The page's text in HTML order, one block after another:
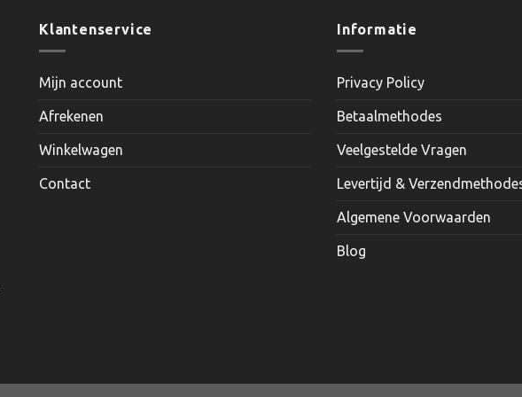
de
Klantenservice
Mijn account
Afrekenen
Winkelwagen
Contact
Informatie
Privacy Policy
Betaalmethodes
Veelgestelde Vragen
Levertijd &
Algemene Voorwaarden
Blog